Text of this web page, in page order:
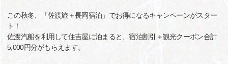
この秋冬、「佐渡旅＋長岡宿泊」でお得になるキャンペーンがスター
ト！
佐渡汽船を利用して住吉屋に泊まると、宿泊割引＋観光クーポン合計
5,000円分がもらえます。